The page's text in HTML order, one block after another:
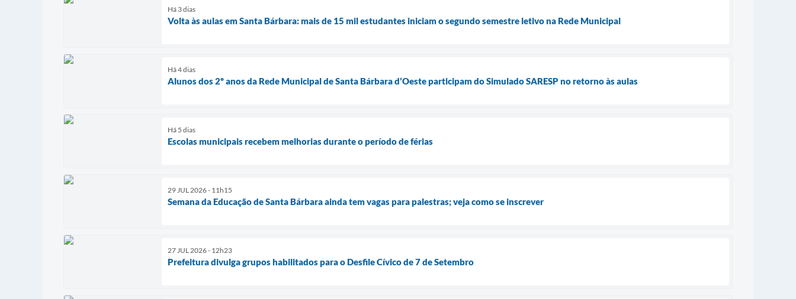
Há 3 dias
Volta às aulas em Santa Bárbara: mais de 15 mil estudantes iniciam o segundo semestre letivo na Rede Municipal
Há 4 dias
Alunos dos 2º anos da Rede Municipal de Santa Bárbara d’Oeste participam do Simulado SARESP no retorno às aulas
Há 5 dias
Escolas municipais recebem melhorias durante o período de férias
29 JUL 2026 - 11h15
Semana da Educação de Santa Bárbara ainda tem vagas para palestras; veja como se inscrever
27 JUL 2026 - 12h23
Prefeitura divulga grupos habilitados para o Desfile Cívico de 7 de Setembro